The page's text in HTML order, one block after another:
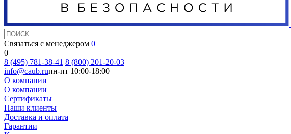
Связаться с менеджером 0
0
8 (495) 781-38-41 8 (800) 201-20-03
info@caub.ruпн-пт 10:00-18:00
О компании
О компании
Сертификаты
Наши клиенты
Доставка и оплата
Гарантии